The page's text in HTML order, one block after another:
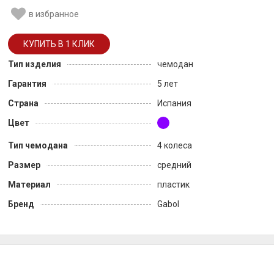
в избранное
Тип изделия
чемодан
Гарантия
5 лет
Страна
Испания
Цвет
Тип чемодана
4 колеса
Размер
средний
Материал
пластик
Бренд
Gabol